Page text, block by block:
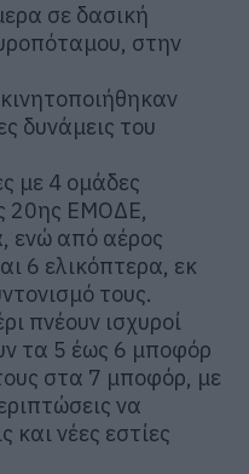
σε δασική
στην
δυνάμεις του
με 4 ομάδες
20ης ΕΜΟΔΕ,
ενώ από αέρος
6 ελικόπτερα, εκ
τους.
πνέουν ισχυροί
τα 5 έως 6 μποφόρ
στα 7 μποφόρ, με
να
και νέες εστίες